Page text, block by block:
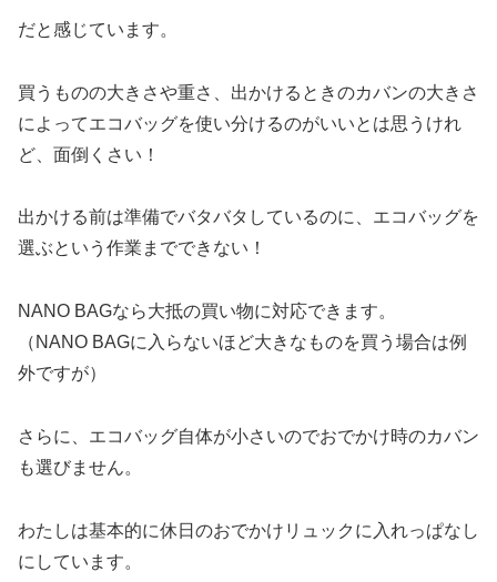
だと感じています。
買うものの大きさや重さ、出かけるときのカバンの大きさ
によってエコバッグを使い分けるのがいいとは思うけれ
ど、面倒くさい！
出かける前は準備でバタバタしているのに、エコバッグを
選ぶという作業までできない！
NANO BAGなら大抵の買い物に対応できます。
（NANO BAGに入らないほど大きなものを買う場合は例
外ですが）
さらに、エコバッグ自体が小さいのでおでかけ時のカバン
も選びません。
わたしは基本的に休日のおでかけリュックに入れっぱなし
にしています。